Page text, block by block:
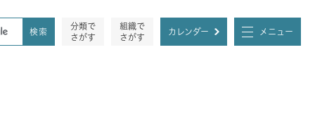
分類で
さがす
組織で
さがす
カレンダー メニュー